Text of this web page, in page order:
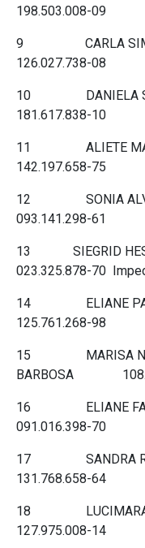
198.503.008-09
9 CARLA
126.027.738-08
10
181.617.838-10
11 ALIETE
142.197.658-75
12 SONIA
093.141.298-61
13 SIEGRID
023.325.878-70
14 ELIANE
125.761.268-98
15 MARISA
BARBOSA
16 ELIANE
091.016.398-70
17 SANDRA
131.768.658-64
18
127.975.008-14